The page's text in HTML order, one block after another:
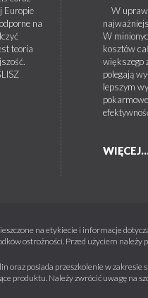
Europie
na
teoria
W
W
kosztów
większego
polegają
lepszym
na etykiecie i informacje
ostrożności. Przed użyciem
oraz posiada przeszkolenie w
Należy zwrócić uwagę na